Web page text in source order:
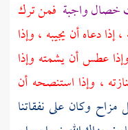
خصال واجبة فمن ترك
دعاه أن يجيبه ، وإذا
وإذا عطس أن يشمته وإذا
، وإذا استنصحه أن
وكان على نفقاتنا